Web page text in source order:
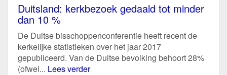
Duitsland: kerkbezoek gedaald tot minder
dan 10 %
De Duitse bisschoppenconferentie heeft recent de
kerkelijke statistieken over het jaar 2017
gepubliceerd. Van de Duitse bevolking behoort 28%
(ofwel... Lees verder